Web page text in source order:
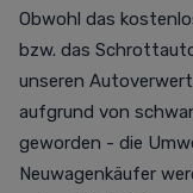
Obwohl das
bzw. das
unseren
aufgrund von
geworden - die
Neuwagenkäufer